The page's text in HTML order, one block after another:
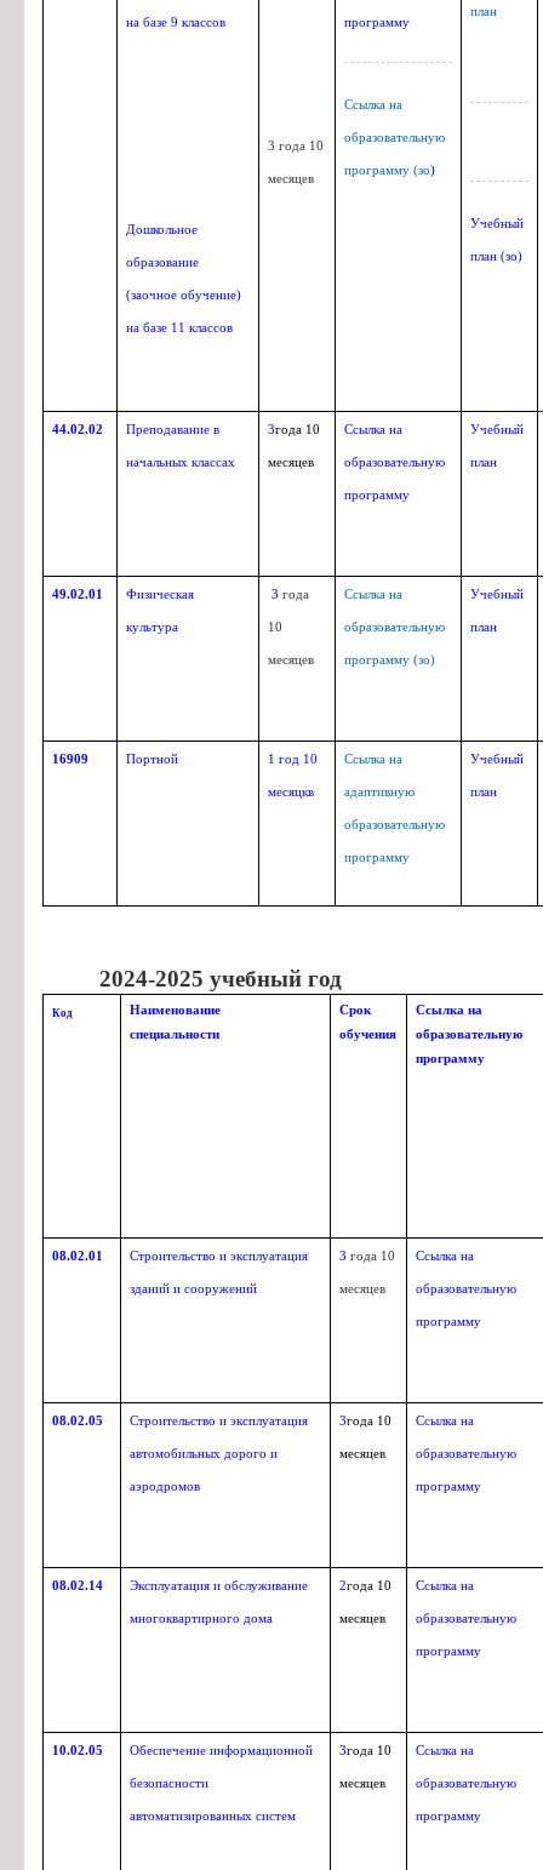
на базе 9 классов
Дошкольное
образование
(заочное обучение)
на базе 11 классов
3 года 10
месяцев
программу
Ссылка на
образовательную
программу (зо)
план
Учебный
план (зо)
44.02.02 Преподавание в
начальных классах
3года 10
месяцев
Ссылка на
образовательную
программу
Учебный
план
49.02.01 Физическая
культура
3 года
10
месяцев
Ссылка на
образовательную
программу (зо)
Учебный
план
16909 Портной 1 год 10
месяцкв
Ссылка на
адаптивную
образовательную
программу
Учебный
план
2024-2025 учебный год
Код
Наименование
специальности
Срок
обучения
Ссылка на
образовательную
программу
08.02.01 Строительство и эксплуатация
зданий и сооружений
3 года 10
месяцев
Ссылка на
образовательную
программу
08.02.05 Строительство и эксплуатация
автомобильных дорого и
аэродромов
3года 10
месяцев
Ссылка на
образовательную
программу
08.02.14 Эксплуатация и обслуживание
многоквартирного дома
2года 10
месяцев
Ссылка на
образовательную
программу
10.02.05 Обеспечение информационной
безопасности
автоматизированных систем
3года 10
месяцев
Ссылка на
образовательную
программу